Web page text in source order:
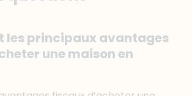
les principaux avantages
une maison en